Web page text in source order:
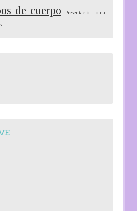
de cuerpo Presentación toma